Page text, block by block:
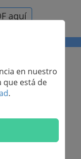
aquí
compresor
en nuestro
que está de
.